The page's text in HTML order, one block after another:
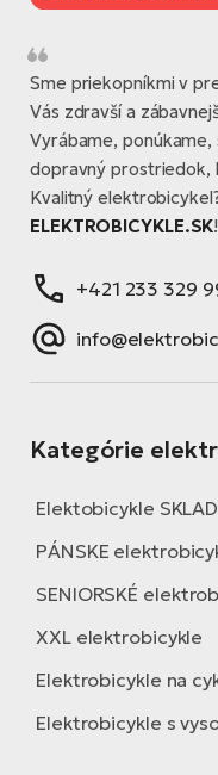
Sme priekopníkmi v
Vás zdravší a
Vyrábame,
dopravný prostriedok,
Kvalitný
ELEKTROBICYKLE.SK!
+421 233 329
Kategórie
Elektobicykle
PÁNSKE
SENIORSKÉ
XXL elektrobicykle
Elektrobicykle na
Elektrobicykle s